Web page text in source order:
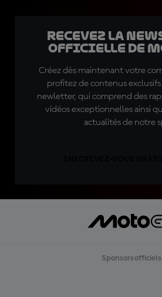
Recevez la
officielle de
Créez dès maintenant votre
profitez de contenus
newletter, qui comprend des
vidéos exceptionnelles ainsi
actualités de notre
Sponsors officiels